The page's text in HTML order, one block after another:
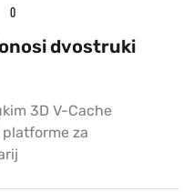
0
dvostruki
3D V-Cache
za